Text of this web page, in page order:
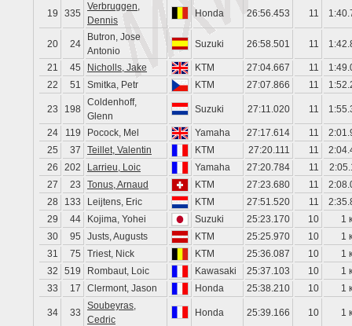
19 335
Verbruggen,
Dennis
Honda 26:56.453 11
20 24
Butron, Jose
Antonio
Suzuki 26:58.501 11
21 45 Nicholls, Jake KTM 27:04.667 11
22
51 Smitka, Petr KTM 27:07.866 11
23 198
Coldenhoff,
Glenn
Suzuki 27:11.020 11
24 119 Pocock, Mel Yamaha 27:17.614 11
25
37 Teillet, Valentin KTM 27:20.111 11
26
202 Larrieu, Loic Yamaha 27:20.784 11
27
23 Tonus, Arnaud KTM 27:23.680 11
28
133 Leijtens, Eric KTM 27:51.520 11
29
44 Kojima, Yohei Suzuki 25:23.170 10
1
30
95 Justs, Augusts KTM 25:25.970 10
1
31
75 Triest, Nick KTM 25:36.087 10
1
32
519 Rombaut, Loic Kawasaki 25:37.103 10
1
33
17 Clermont, Jason Honda 25:38.210 10 1
34 33
Soubeyras,
Cedric
Honda 25:39.166 10 1